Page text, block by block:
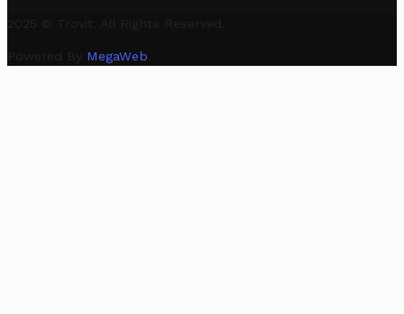
2025 © Trovit. All Rights Reserved.
Powered By MegaWeb